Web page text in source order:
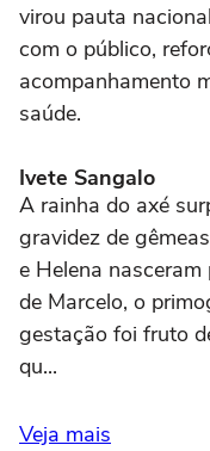
virou pauta
com o público,
acompanhamento
saúde.
Ivete Sangalo
A rainha do axé
gravidez de
e Helena
de Marcelo, o
gestação foi fruto
qu...
Veja mais